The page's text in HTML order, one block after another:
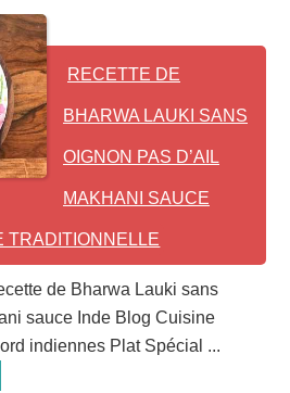
RECETTE DE
BHARWA LAUKI SANS
OIGNON PAS D’AIL
MAKHANI SAUCE
TRADITIONNELLE
de Bharwa Lauki sans
sauce Inde Blog Cuisine
indiennes Plat Spécial ...